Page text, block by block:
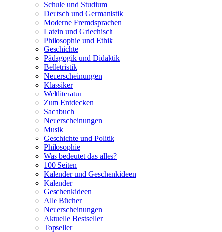
Schule und Studium
Deutsch und Germanistik
Moderne Fremdsprachen
Latein und Griechisch
Philosophie und Ethik
Geschichte
Pädagogik und Didaktik
Belletristik
Neuerscheinungen
Klassiker
Weltliteratur
Zum Entdecken
Sachbuch
Neuerscheinungen
Musik
Geschichte und Politik
Philosophie
Was bedeutet das alles?
100 Seiten
Kalender und Geschenkideen
Kalender
Geschenkideen
Alle Bücher
Neuerscheinungen
Aktuelle Bestseller
Topseller